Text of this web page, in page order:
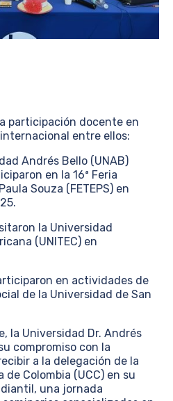
participación docente en
entre ellos:
Andrés Bello (UNAB)
en la 16ª Feria
Souza (FETEPS) en
la Universidad
(UNITEC) en
en actividades de
de la Universidad de San
la Universidad Dr. Andrés
compromiso con la
a la delegación de la
Colombia (UCC) en su
una jornada